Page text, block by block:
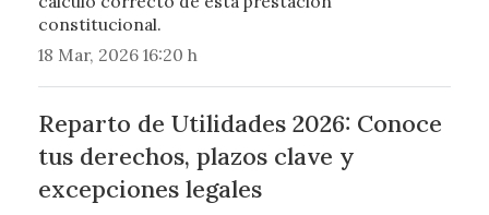
constitucional.
18 Mar, 2026 16:20 h
Reparto de Utilidades 2026: Conoce
tus derechos, plazos clave y
excepciones legales